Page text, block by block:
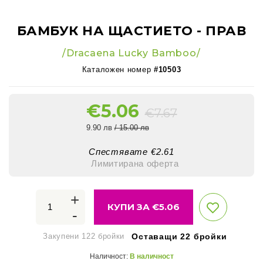
БАМБУК НА ЩАСТИЕТО - ПРАВ
/Dracaena Lucky Bamboo/
Каталожен номер#10503
€5.06 €7.67
9.90 лв / 15.00 лв
Спестявате €2.61
Лимитирана оферта
+
-
КУПИ ЗА €5.06
Закупени 122 бройки Оставащи 22 бройки
Наличност: В наличност